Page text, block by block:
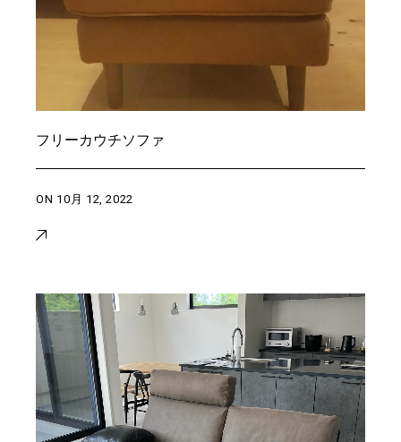
フリーカウチソファ
ON 10月 12, 2022